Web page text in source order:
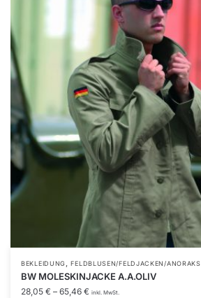
BEKLEIDUNG,FELDBLUSEN/FELDJACKEN/ANORAKS
BW MOLESKINJACKE A.A.OLIV
28,05 € – 65,46 € inkl. MwSt.
Dieses
Produkt